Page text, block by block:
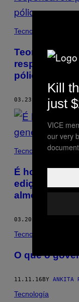
Tecnología
Teorias da
responsáveis
pólio
03.23.17 BY ANKITA
Tecnología
É hora de
edição
almoço
03.20.17
Tecnología
O que o
11.11.16BY ANKITA
Tecnología
Kill
just
VICE
our very